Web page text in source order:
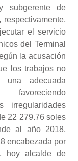
subgerente de
el servicio
del Terminal
la acusación
los trabajos no
adecuada
irregularidades
22 279.76 soles
al año 2018,
encabezada por
hoy alcalde de